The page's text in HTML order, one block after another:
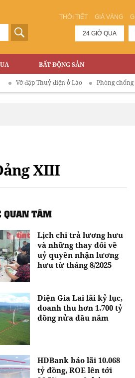
THỜI TIẾT GIÁ VÀNG
24 GIỜ QUA
BẤT ĐỘNG SẢN
Thuỷ điện ở Lào Phòng chống dịch
XIII
QUAN TÂM
Lịch chi trả lương hưu
và những thay đổi về
uỷ quyền nhận lương
hưu từ tháng 8/2025
Điện Gia Lai lãi kỷ lục,
doanh thu hơn 1.700 tỷ
đồng nửa đầu năm
HDBank báo lãi 10.068
tỷ đồng, ROE lên tới